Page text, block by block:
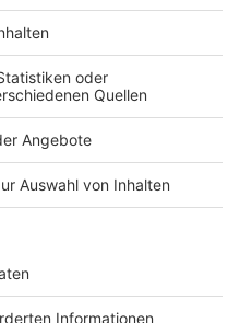
Kontakt
Studio-Hotline
Verkehrs-Hotline
Newsletter